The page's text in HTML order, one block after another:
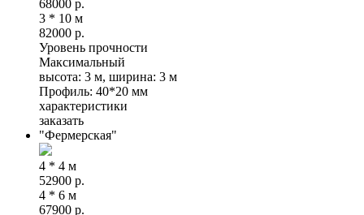
68000 р.
3 * 10 м
82000 р.
Уровень прочности
Максимальный
высота: 3 м, ширина: 3 м
Профиль: 40*20 мм
характеристики
заказать
"Фeрмерская"
4 * 4 м
52900 р.
4 * 6 м
67900 р.